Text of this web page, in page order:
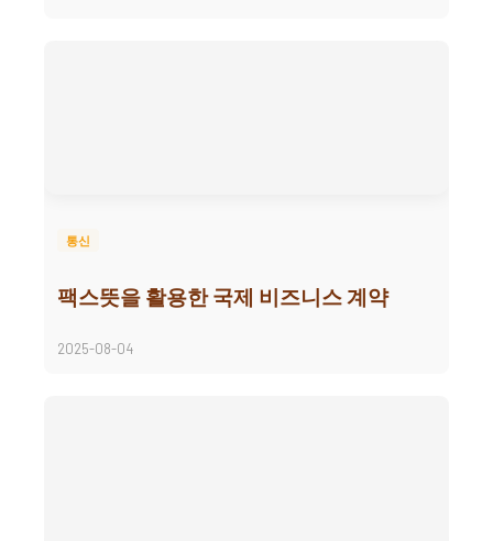
통신
팩스뜻을 활용한 국제 비즈니스 계약
2025-08-04